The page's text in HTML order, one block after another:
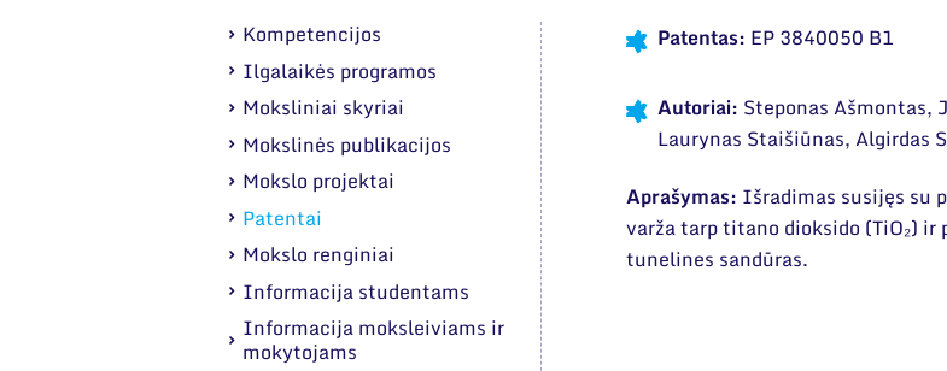
Kompetencijos
Ilgalaikės programos
Moksliniai skyriai
Mokslinės publikacijos
Mokslo projektai
Patentai
Mokslo renginiai
Informacija studentams
Informacija moksleiviams ir
mokytojams
Patentas: EP 3840050 B1
Autoriai: Steponas Ašmontas,
Laurynas Staišiūnas, Algirdas
Aprašymas: Išradimas susijęs su
varža tarp titano dioksido (TiO₂)
tunelines sandūras.